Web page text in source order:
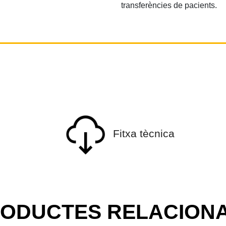
transferències de pacients.
Fitxa tècnica